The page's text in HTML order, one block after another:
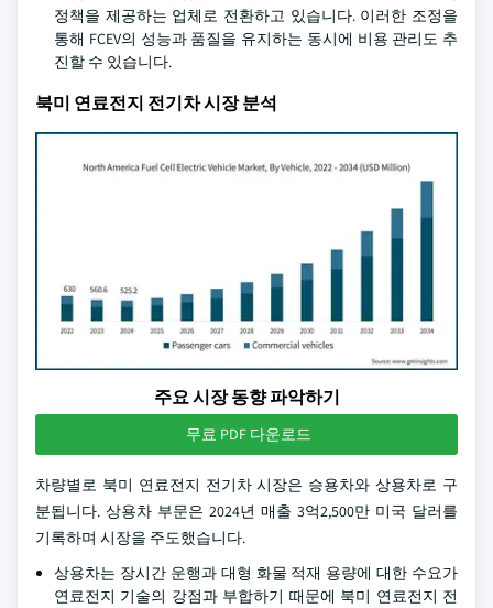
정책을 제공하는 업체로 전환하고 있습니다. 이러한 조정을
통해 FCEV의 성능과 품질을 유지하는 동시에 비용 관리도 추
진할 수 있습니다.
북미 연료전지 전기차 시장 분석
주요 시장 동향 파악하기
무료 PDF 다운로드
차량별로 북미 연료전지 전기차 시장은 승용차와 상용차로 구
분됩니다. 상용차 부문은 2024년 매출 3억2,500만 미국 달러를
기록하며 시장을 주도했습니다.
상용차는 장시간 운행과 대형 화물 적재 용량에 대한 수요가
연료전지 기술의 강점과 부합하기 때문에 북미 연료전지 전